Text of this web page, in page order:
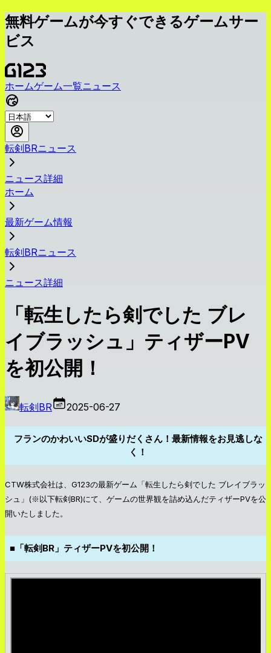
無料ゲームが今すぐできるゲームサー
ビス
ホームゲーム一覧ニュース
転剣BRニュース
ニュース詳細
ホーム
最新ゲーム情報
転剣BRニュース
ニュース詳細
「転生したら剣でした ブレ
イブラッシュ」ティザーPV
を初公開！
転剣BR 2025-06-27
フランのかわいいSDが盛りだくさん！最新情報をお見逃しな
く！
CTW株式会社は、G123の最新ゲーム「転生したら剣でした ブレイブラッ
シュ」(※以下転剣BR)にて、ゲームの世界観を詰め込んだティザーPVを公
開いたしました。
■「転剣BR」ティザーPVを初公開！